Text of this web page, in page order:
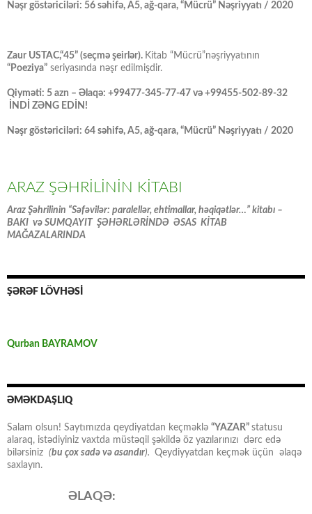
Nəşr göstəriciləri: 56 səhifə, A5, ağ-qara, “Mücrü” Nəşriyyatı / 2020
Zaur USTAC,“45” (seçmə şeirlər). Kitab “Mücrü”nəşriyyatının
“Poeziya” seriyasında nəşr edilmişdir.
Qiyməti: 5 azn – Əlaqə: +99477-345-77-47 və +99455-502-89-32
İNDİ ZƏNG EDİN!
Nəşr göstəriciləri: 64 səhifə, A5, ağ-qara, “Mücrü” Nəşriyyatı / 2020
ARAZ ŞƏHRİLİNİN KİTABI
Araz Şəhrilinin “Səfəvilər: paralellər, ehtimallar, həqiqətlər…” kitabı –
BAKI və SUMQAYIT ŞƏHƏRLƏRİNDƏ ƏSAS KİTAB
MAĞAZALARINDA
ŞƏRƏF LÖVHƏSİ
Qurban BAYRAMOV
ƏMƏKDAŞLIQ
Salam olsun! Saytımızda qeydiyatdan keçməklə “YAZAR” statusu
alaraq, istədiyiniz vaxtda müstəqil şəkildə öz yazılarınızı dərc edə
bilərsiniz (bu çox sadə və asandır). Qeydiyyatdan keçmək üçün əlaqə
saxlayın.
ƏLAQƏ: